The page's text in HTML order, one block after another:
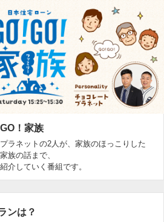
！家族
ラネットの2人が、家族のほっこりした
族の話まで、
介していく番組です。
ンは？